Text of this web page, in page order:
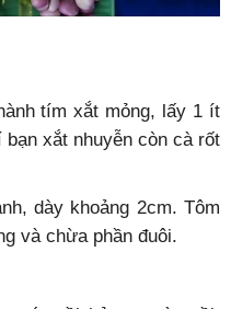
tím xắt mỏng, lấy 1 ít
xắt nhuyễn còn cà rốt
dày khoảng 2cm. Tôm
và chừa phần đuôi.